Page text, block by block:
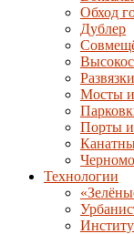
Обход
Дублер
Мосты
Порты
Технологии